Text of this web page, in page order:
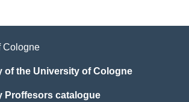
Cologne
of the University of Cologne
Proffesors catalogue